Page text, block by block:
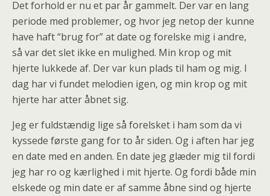
Det forhold er nu et par år gammelt. Der var en lang
periode med problemer, og hvor jeg netop der kunne
have haft “brug for” at date og forelske mig i andre,
så var det slet ikke en mulighed. Min krop og mit
hjerte lukkede af. Der var kun plads til ham og mig. I
dag har vi fundet melodien igen, og min krop og mit
hjerte har atter åbnet sig.
Jeg er fuldstændig lige så forelsket i ham som da vi
kyssede første gang for to år siden. Og i aften har jeg
en date med en anden. En date jeg glæder mig til fordi
jeg har ro og kærlighed i mit hjerte. Og fordi både min
elskede og min date er af samme åbne sind og hjerte